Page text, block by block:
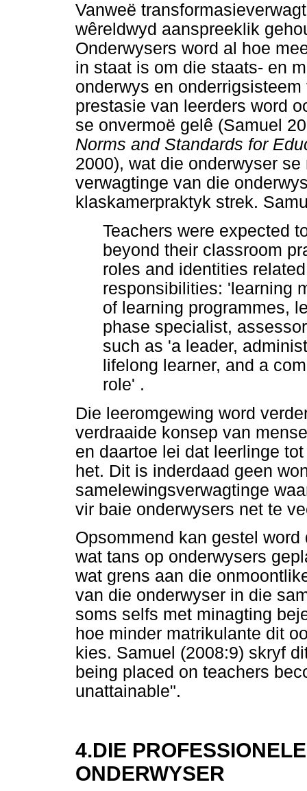
Vanweë
wêreldwyd aanspreeklik
Onderwysers word al hoe
in staat is om die staats- en
onderwys en
prestasie van leerders word
se onvermoë gelê (Samuel
Norms and Standards for
2000), wat die onderwyser
verwagtinge van die
klaskamerpraktyk strek.
Teachers were expected
beyond their classroom
roles and identities
responsibilities: 'learning
of learning programmes,
phase specialist,
such as 'a leader,
lifelong learner, and a
role' .
Die leeromgewing word
verdraaide konsep van
en daartoe lei dat leerlinge
het. Dit is inderdaad geen
samelewingsverwagtinge
vir baie onderwysers net te
Opsommend kan gestel
wat tans op onderwysers
wat grens aan die
van die onderwyser in die
soms selfs met minagting
hoe minder matrikulante dit
kies. Samuel (2008:9) skryf
being placed on teachers
unattainable".
4.DIE
ONDERWYSER